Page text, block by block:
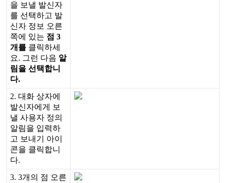
을 보 낼 발신자
를 선 택하고 발
신자 정 보 오른
쪽에 있는 점 3
개 를 클릭하세
요. 그 런 다음 알
림을 선 택합니
다.
2. 대 화 상자에
발신자에게
보
낼 사용자 정의
알림을 입력하
고 보 내 기 아이
콘을 클릭합니
다.
3. 3개 의 점 오른